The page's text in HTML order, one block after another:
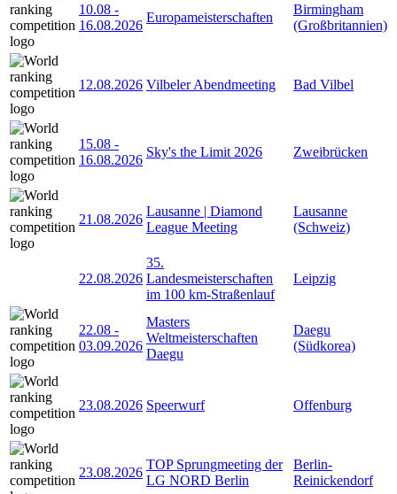
10.08 -
16.08.2026
Europameisterschaften
Birmingham
(Großbritannien)
12.08.2026 Vilbeler Abendmeeting Bad Vilbel
15.08 -
16.08.2026
Sky's the Limit 2026 Zweibrücken
21.08.2026
Lausanne | Diamond
League Meeting
Lausanne
(Schweiz)
22.08.2026
35.
Landesmeisterschaften
im 100 km-Straßenlauf
Leipzig
22.08 -
03.09.2026
Masters
Weltmeisterschaften
Daegu
Daegu
(Südkorea)
23.08.2026 Speerwurf Offenburg
23.08.2026
TOP Sprungmeeting der
LG NORD Berlin
Berlin-
Reinickendorf